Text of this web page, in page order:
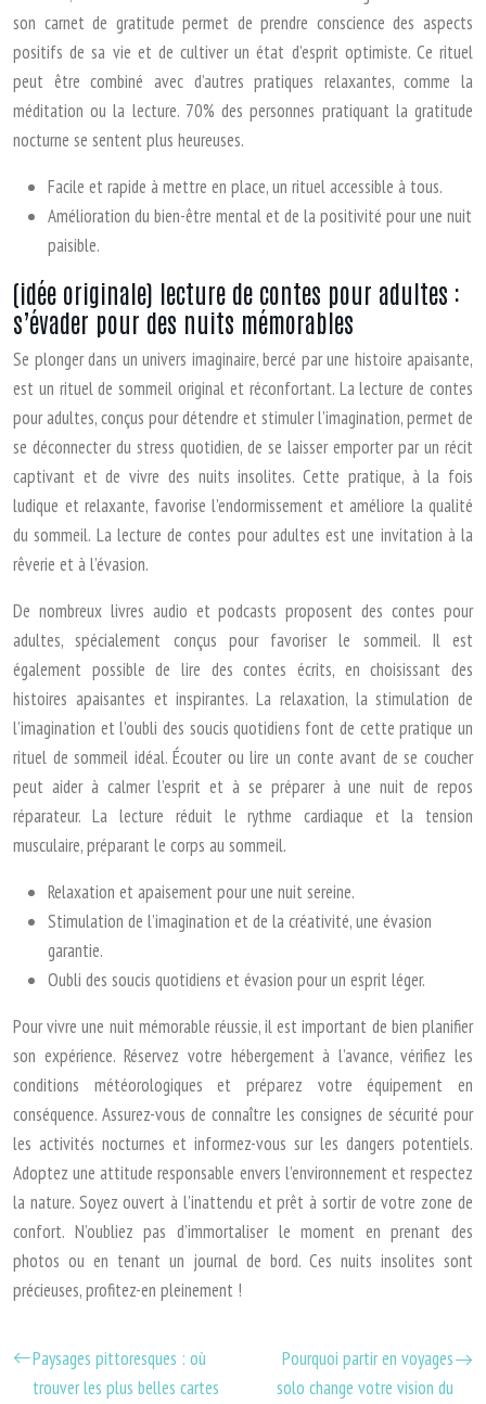
son carnet de gratitude permet de prendre conscience des aspects
positifs de sa vie et de cultiver un état d’esprit optimiste. Ce rituel
peut être combiné avec d’autres pratiques relaxantes, comme la
méditation ou la lecture. 70% des personnes pratiquant la gratitude
nocturne se sentent plus heureuses.
Facile et rapide à mettre en place, un rituel accessible à tous.
Amélioration du bien-être mental et de la positivité pour une nuit
paisible.
(idée originale) lecture de contes pour adultes :
s’évader pour des nuits mémorables
Se plonger dans un univers imaginaire, bercé par une histoire apaisante,
est un rituel de sommeil original et réconfortant. La lecture de contes
pour adultes, conçus pour détendre et stimuler l’imagination, permet de
se déconnecter du stress quotidien, de se laisser emporter par un récit
captivant et de vivre des nuits insolites. Cette pratique, à la fois
ludique et relaxante, favorise l’endormissement et améliore la qualité
du sommeil. La lecture de contes pour adultes est une invitation à la
rêverie et à l’évasion.
De nombreux livres audio et podcasts proposent des contes pour
adultes, spécialement conçus pour favoriser le sommeil. Il est
également possible de lire des contes écrits, en choisissant des
histoires apaisantes et inspirantes. La relaxation, la stimulation de
l’imagination et l’oubli des soucis quotidiens font de cette pratique un
rituel de sommeil idéal. Écouter ou lire un conte avant de se coucher
peut aider à calmer l’esprit et à se préparer à une nuit de repos
réparateur. La lecture réduit le rythme cardiaque et la tension
musculaire, préparant le corps au sommeil.
Relaxation et apaisement pour une nuit sereine.
Stimulation de l’imagination et de la créativité, une évasion
garantie.
Oubli des soucis quotidiens et évasion pour un esprit léger.
Pour vivre une nuit mémorable réussie, il est important de bien planifier
son expérience. Réservez votre hébergement à l’avance, vérifiez les
conditions météorologiques et préparez votre équipement en
conséquence. Assurez-vous de connaître les consignes de sécurité pour
les activités nocturnes et informez-vous sur les dangers potentiels.
Adoptez une attitude responsable envers l’environnement et respectez
la nature. Soyez ouvert à l’inattendu et prêt à sortir de votre zone de
confort. N’oubliez pas d’immortaliser le moment en prenant des
photos ou en tenant un journal de bord. Ces nuits insolites sont
précieuses, profitez-en pleinement !
Paysages pittoresques : où
trouver les plus belles cartes
Pourquoi partir en voyages
solo change votre vision du